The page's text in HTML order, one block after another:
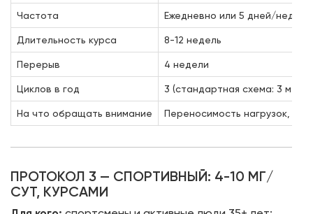
Частота Ежедневно или 5 дней/нед
Длительность курса 8-12 недель
Перерыв 4 недели
Циклов в год 3 (стандартная схема: 3 мес
На что обращать внимание Переносимость нагрузок,
ПРОТОКОЛ 3 — СПОРТИВНЫЙ: 4-10 МГ/
СУТ, КУРСАМИ